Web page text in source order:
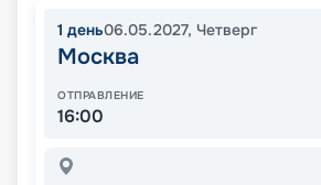
1 день06.05.2027, Четверг
Москва
ОТПРАВЛЕНИЕ
16:00